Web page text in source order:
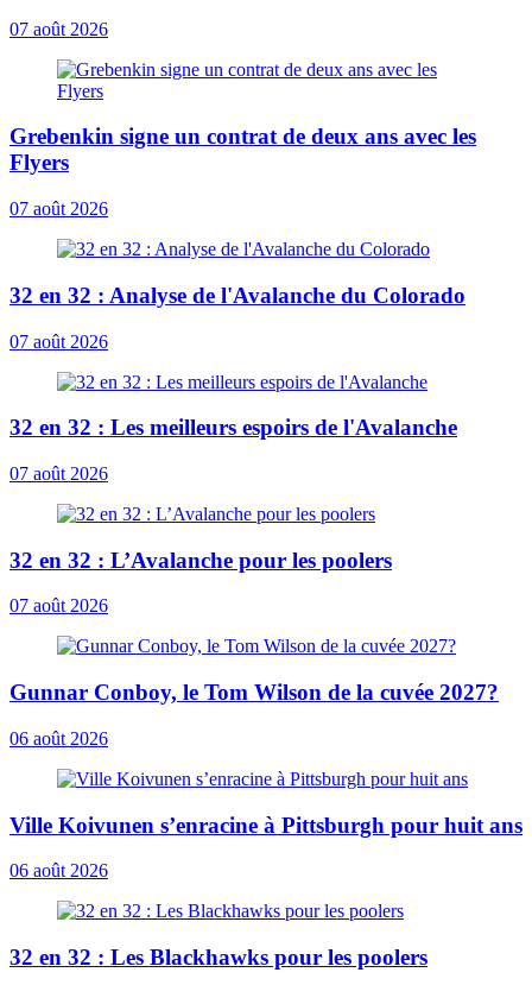
07 août 2026
Grebenkin signe un contrat de deux ans avec les
Flyers
07 août 2026
32 en 32 : Analyse de l'Avalanche du Colorado
07 août 2026
32 en 32 : Les meilleurs espoirs de l'Avalanche
07 août 2026
32 en 32 : L’Avalanche pour les poolers
07 août 2026
Gunnar Conboy, le Tom Wilson de la cuvée 2027?
06 août 2026
Ville Koivunen s’enracine à Pittsburgh pour huit ans
06 août 2026
32 en 32 : Les Blackhawks pour les poolers